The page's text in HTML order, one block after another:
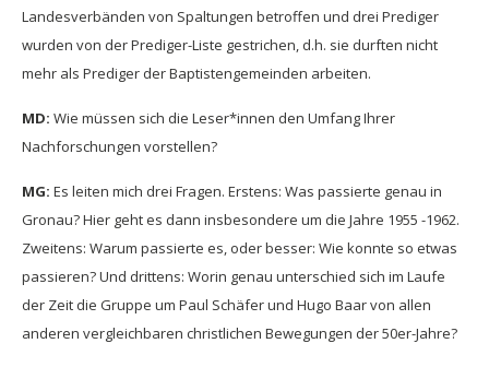
Landesverbänden von Spaltungen betroffen und drei Prediger
wurden von der Prediger-Liste gestrichen, d.h. sie durften nicht
mehr als Prediger der Baptistengemeinden arbeiten.
MD: Wie müssen sich die Leser*innen den Umfang Ihrer
Nachforschungen vorstellen?
MG: Es leiten mich drei Fragen. Erstens: Was passierte genau in
Gronau? Hier geht es dann insbesondere um die Jahre 1955 -1962.
Zweitens: Warum passierte es, oder besser: Wie konnte so etwas
passieren? Und drittens: Worin genau unterschied sich im Laufe
der Zeit die Gruppe um Paul Schäfer und Hugo Baar von allen
anderen vergleichbaren christlichen Bewegungen der 50er-Jahre?